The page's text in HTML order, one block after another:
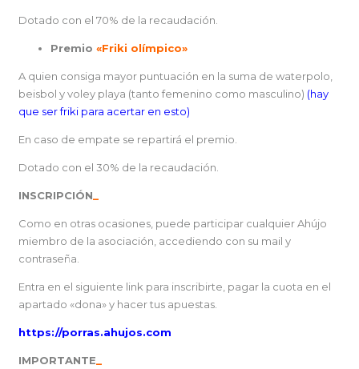
Dotado con el 70% de la recaudación.
Premio«Friki olímpico»
A quien consiga mayor puntuación en la suma de waterpolo,
beisbol y voley playa (tanto femenino como masculino) (hay
que ser friki para acertar en esto)
En caso de empate se repartirá el premio.
Dotado con el 30% de la recaudación.
INSCRIPCIÓN
Como en otras ocasiones, puede participar cualquier Ahújo
miembro de la asociación, accediendo con su mail y
contraseña.
Entra en el siguiente link para inscribirte, pagar la cuota en el
apartado «dona» y hacer tus apuestas.
https://porras.ahujos.com
IMPORTANTE